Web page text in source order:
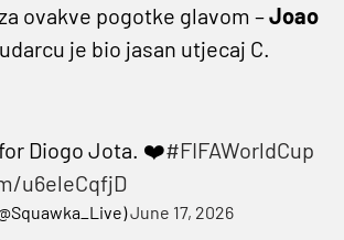
ovakve pogotke glavom –Joao
je bio jasan utjecaj C.
Diogo Jota. ❤️#FIFAWorldCup
u6eleCqfjD
June 17, 2026